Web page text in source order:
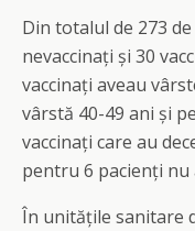
Din totalul de 273
nevaccinați și 30
vaccinați aveau
vârstă 40-49 ani și
vaccinați care au
pentru 6 pacienți
În unitățile sanitare